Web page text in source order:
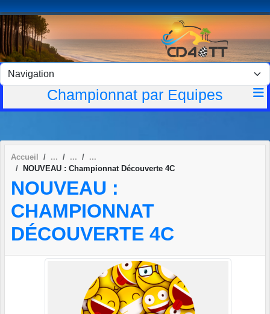
Championnat par Equipes
Accueil
NOUVEAU : Championnat Découverte 4C
NOUVEAU :
CHAMPIONNAT
DÉCOUVERTE 4C